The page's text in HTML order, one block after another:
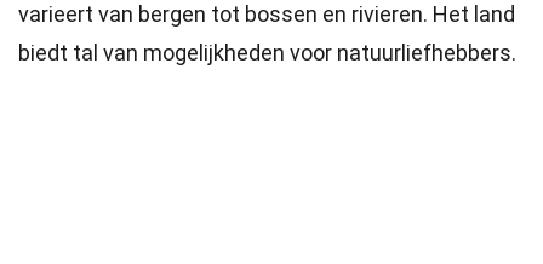
varieert van bergen tot bossen en rivieren. Het land
biedt tal van mogelijkheden voor natuurliefhebbers.